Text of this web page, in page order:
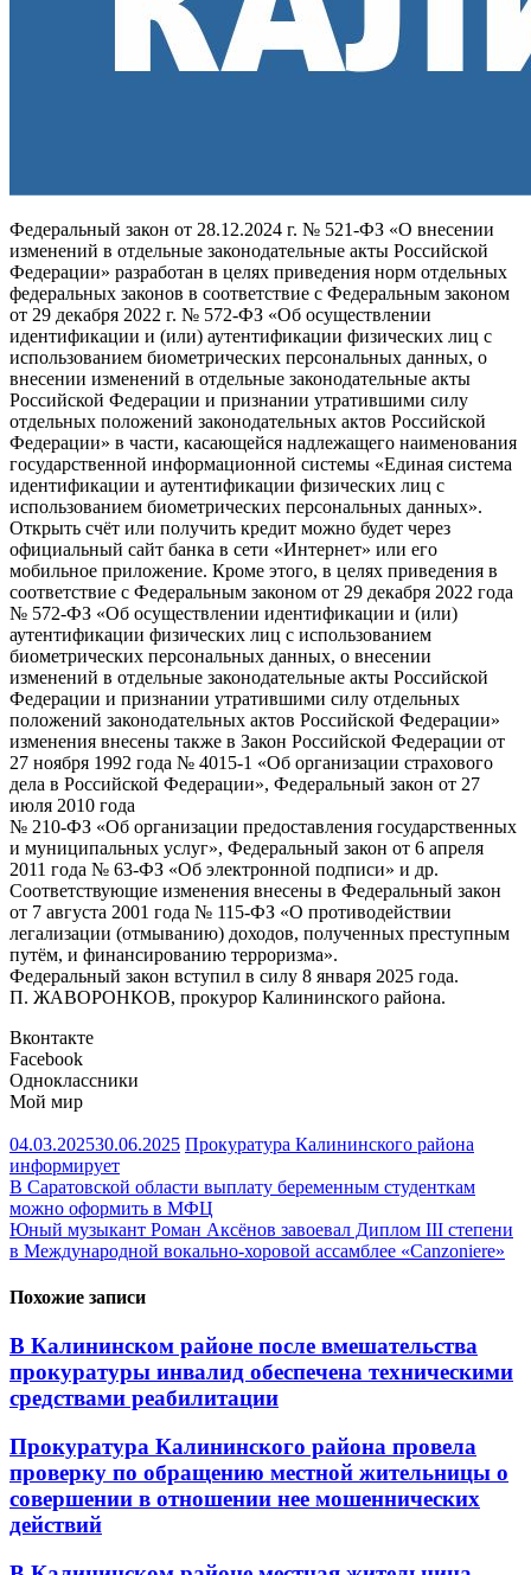
Федеральный закон от 28.12.2024 г. № 521-ФЗ «О внесении
изменений в отдельные законодательные акты Российской
Федерации» разработан в целях приведения норм отдельных
федеральных законов в соответствие с Федеральным законом
от 29 декабря 2022 г. № 572-ФЗ «Об осуществлении
идентификации и (или) аутентификации физических лиц с
использованием биометрических персональных данных, о
внесении изменений в отдельные законодательные акты
Российской Федерации и признании утратившими силу
отдельных положений законодательных актов Российской
Федерации» в части, касающейся надлежащего наименования
государственной информационной системы «Единая система
идентификации и аутентификации физических лиц с
использованием биометрических персональных данных».
Открыть счёт или получить кредит можно будет через
официальный сайт банка в сети «Интернет» или его
мобильное приложение. Кроме этого, в целях приведения в
соответствие с Федеральным законом от 29 декабря 2022 года
№ 572-ФЗ «Об осуществлении идентификации и (или)
аутентификации физических лиц с использованием
биометрических персональных данных, о внесении
изменений в отдельные законодательные акты Российской
Федерации и признании утратившими силу отдельных
положений законодательных актов Российской Федерации»
изменения внесены также в Закон Российской Федерации от
27 ноября 1992 года № 4015-1 «Об организации страхового
дела в Российской Федерации», Федеральный закон от 27
июля 2010 года
№ 210-ФЗ «Об организации предоставления государственных
и муниципальных услуг», Федеральный закон от 6 апреля
2011 года № 63-ФЗ «Об электронной подписи» и др.
Соответствующие изменения внесены в Федеральный закон
от 7 августа 2001 года № 115-ФЗ «О противодействии
легализации (отмыванию) доходов, полученных преступным
путём, и финансированию терроризма».
Федеральный закон вступил в силу 8 января 2025 года.
П. ЖАВОРОНКОВ, прокурор Калининского района.
Вконтакте
Facebook
Одноклассники
Мой мир
04.03.202530.06.2025 Прокуратура Калининского района
информирует
Навигация
по
записям
В Саратовской области выплату беременным студенткам
можно оформить в МФЦ
Юный музыкант Роман Аксёнов завоевал Диплом III степени
в Международной вокально-хоровой ассамблее «Canzoniere»
Похожие записи
В Калининском районе после вмешательства
прокуратуры инвалид обеспечена техническими
средствами реабилитации
Прокуратура Калининского района провела
проверку по обращению местной жительницы о
совершении в отношении нее мошеннических
действий